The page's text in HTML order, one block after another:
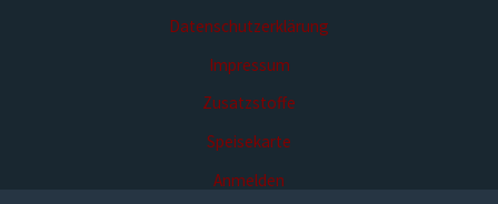
Datenschutzerklärung
Impressum
Zusatzstoffe
Speisekarte
Anmelden